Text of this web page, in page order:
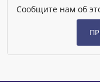
Сообщите нам об